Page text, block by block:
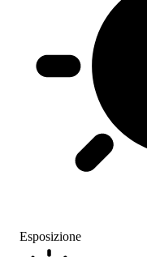
Esposizione